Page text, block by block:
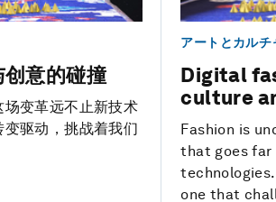
意的碰撞
变革远不止新技术
驱动，挑战着我们
アートとカルチ
Digital
culture
Fashion is
that goes far
one that